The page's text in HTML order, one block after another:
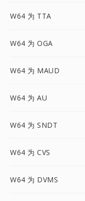
W64 为 TTA
W64 为 OGA
W64 为 MAUD
W64 为 AU
W64 为 SNDT
W64 为 CVS
W64 为 DVMS